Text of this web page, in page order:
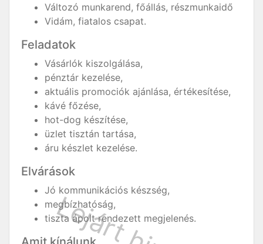
Változó munkarend, főállás, részmunkaidő
Vidám, fiatalos csapat.
Feladatok
Vásárlók kiszolgálása,
pénztár kezelése,
aktuális promociók ajánlása, értékesítése,
kávé főzése,
hot-dog készítése,
üzlet tisztán tartása,
áru készlet kezelése.
Elvárások
Jó kommunikációs készség,
megbízhatóság,
tiszta ápolt rendezett megjelenés.